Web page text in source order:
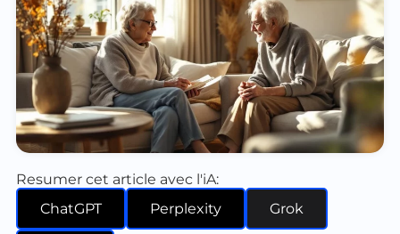
Resumer cet article avec l'iA:
ChatGPT
Perplexity Grok